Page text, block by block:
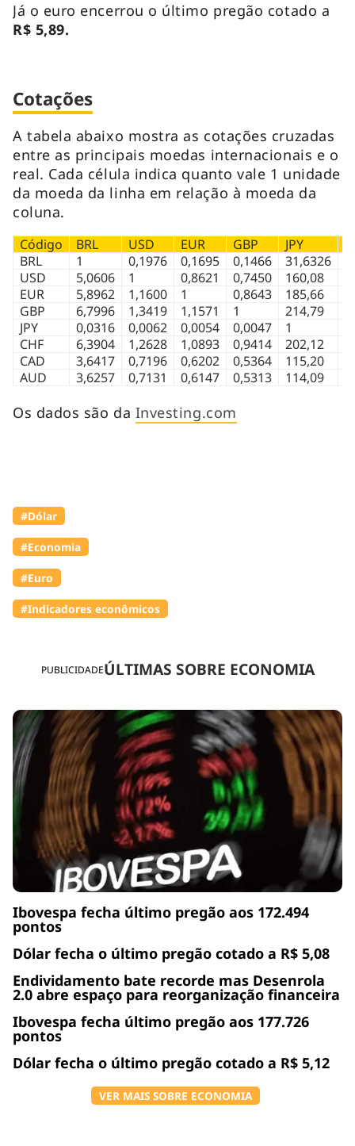
PUBLICIDADEÚLTIMAS SOBRE ECONOMIA
Ibovespa fecha último pregão aos 172.494
pontos
Dólar fecha o último pregão cotado a R$ 5,08
Endividamento bate recorde mas Desenrola
2.0 abre espaço para reorganização financeira
Ibovespa fecha último pregão aos 177.726
pontos
Dólar fecha o último pregão cotado a R$ 5,12
VER MAIS SOBRE ECONOMIA
Já o euro encerrou o último pregão cotado a
R$ 5,89.
Cotações
A tabela abaixo mostra as cotações cruzadas
entre as principais moedas internacionais e o
real. Cada célula indica quanto vale 1 unidade
da moeda da linha em relação à moeda da
coluna.
Código BRL USD EUR GBP JPY
BRL
1 0,1976 0,1695 0,1466 31,6326
USD
5,0606 1 0,8621 0,7450 160,08
EUR
5,8962 1,1600 1 0,8643 185,66
GBP
6,7996 1,3419 1,1571 1 214,79
JPY
0,0316 0,0062 0,0054 0,0047 1
CHF
6,3904 1,2628 1,0893 0,9414 202,12
CAD
3,6417 0,7196 0,6202 0,5364 115,20
AUD
3,6257 0,7131 0,6147 0,5313 114,09
Os dados são da Investing.com
#Dólar
#Economia
#Euro
#Indicadores econômicos